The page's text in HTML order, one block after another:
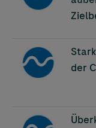
Image
der
Image